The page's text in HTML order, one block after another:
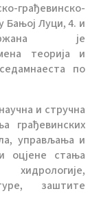
грађевинско-
Бањој Луци, 4. и
је
теорија и
по
и стручна
грађевинских
управљања и
оцјене стања
заштите